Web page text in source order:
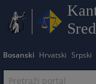
Bosanski Hrvatski Srpski